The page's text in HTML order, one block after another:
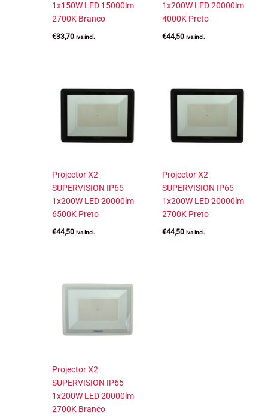
1x150W LED 15000lm
2700K Branco
€33,70 iva incl.
1x200W LED 20000lm
4000K Preto
€44,50 iva incl.
Projector X2
SUPERVISION IP65
1x200W LED 20000lm
6500K Preto
€44,50 iva incl.
Projector X2
SUPERVISION IP65
1x200W LED 20000lm
2700K Preto
€44,50 iva incl.
Projector X2
SUPERVISION IP65
1x200W LED 20000lm
2700K Branco